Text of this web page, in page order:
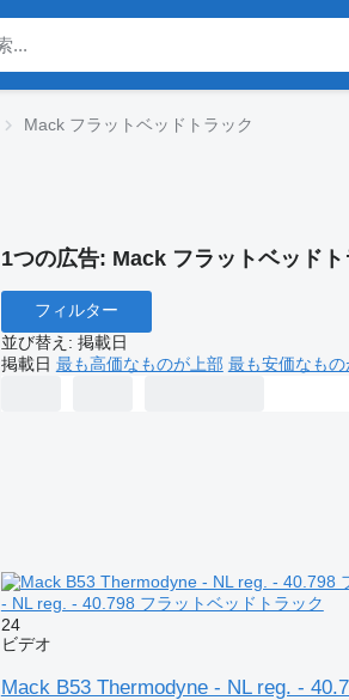
Mack フラットベッドトラック
1つの広告: Mack フラットベッドト
フィルター
並び替え : 掲載日
掲載日 最も高価なものが上部 最も安価なもの
- NL reg. - 40.798 フラットベッドトラック
24
ビデオ
Mack B53 Thermodyne - NL reg. -